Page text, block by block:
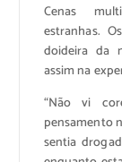
Cenas
estranhas.
doideira da
assim na
“Não vi
pensamento
sentia